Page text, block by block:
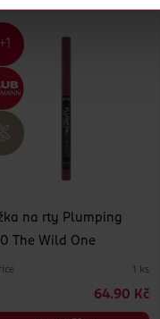
na rty Plumping
The Wild One
1 ks
64.90 Kč